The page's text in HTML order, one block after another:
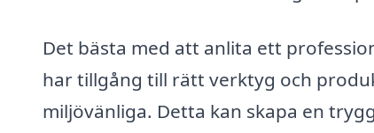
Det bästa med att anlita ett
har tillgång till rätt verktyg och
miljövänliga. Detta kan skapa en